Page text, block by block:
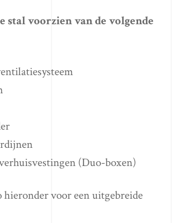
stal voorzien van de volgende
(Duo-boxen)
hieronder voor een uitgebreide